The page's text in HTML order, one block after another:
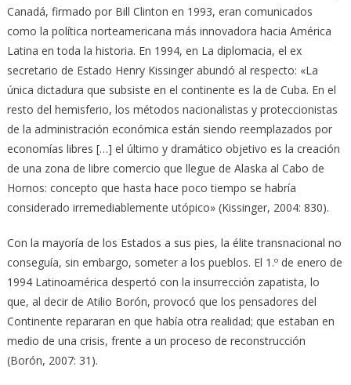
Canadá, firmado por Bill Clinton en 1993, eran comunicados
como la política norteamericana más innovadora hacia América
Latina en toda la historia. En 1994, en La diplomacia, el ex
secretario de Estado Henry Kissinger abundó al respecto: «La
única dictadura que subsiste en el continente es la de Cuba. En el
resto del hemisferio, los métodos nacionalistas y proteccionistas
de la administración económica están siendo reemplazados por
economías libres […] el último y dramático objetivo es la creación
de una zona de libre comercio que llegue de Alaska al Cabo de
Hornos: concepto que hasta hace poco tiempo se habría
considerado irremediablemente utópico» (Kissinger, 2004: 830).
Con la mayoría de los Estados a sus pies, la élite transnacional no
conseguía, sin embargo, someter a los pueblos. El 1.º de enero de
1994 Latinoamérica despertó con la insurrección zapatista, lo
que, al decir de Atilio Borón, provocó que los pensadores del
Continente repararan en que había otra realidad; que estaban en
medio de una crisis, frente a un proceso de reconstrucción
(Borón, 2007: 31).